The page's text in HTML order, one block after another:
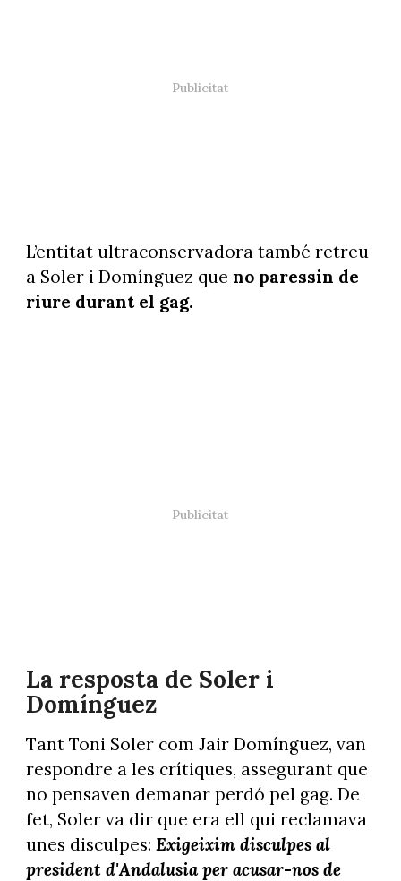
L’entitat ultraconservadora també retreu
a Soler i Domínguez que no paressin de
riure durant el gag.
La resposta de Soler i
Domínguez
Tant Toni Soler com Jair Domínguez, van
respondre a les crítiques, assegurant que
no pensaven demanar perdó pel gag. De
fet, Soler va dir que era ell qui reclamava
unes disculpes: Exigeixim disculpes al
president d'Andalusia per acusar-nos de